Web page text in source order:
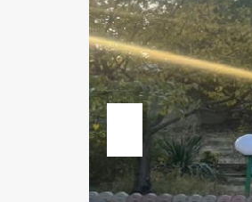
Previous